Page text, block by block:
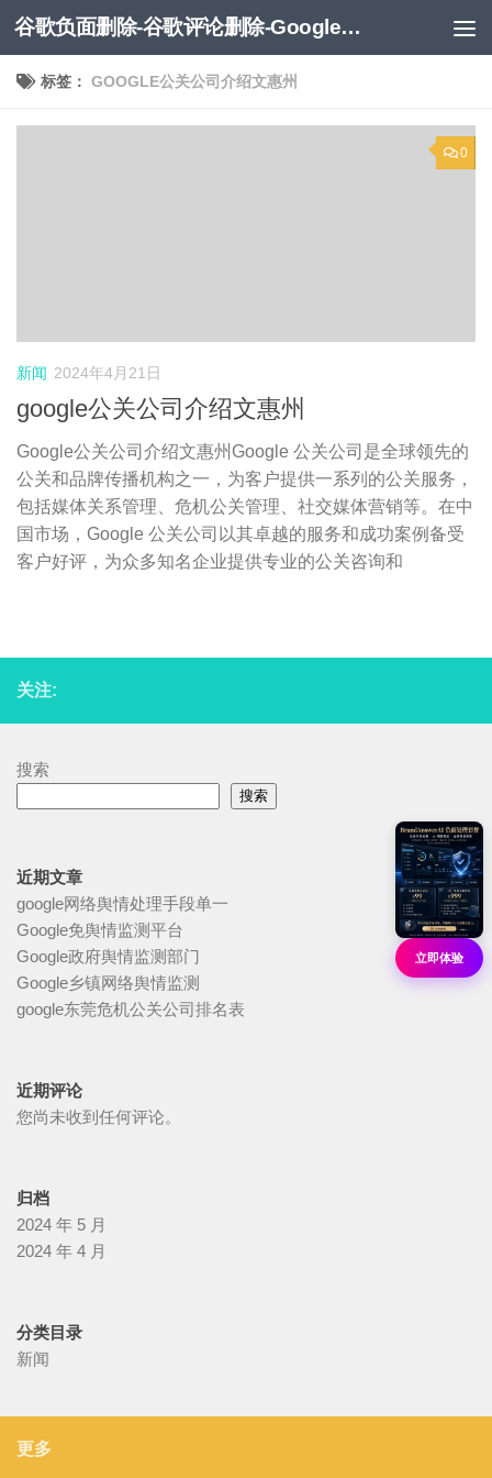
跳至内容 谷歌负面删除-谷歌评论删除-Google负面移除-Google负面评论删除
标签： GOOGLE公关公司介绍文惠州
0
新闻 2024年4月21日
google公关公司介绍文惠州
Google公关公司介绍文惠州Google 公关公司是全球领先的
公关和品牌传播机构之一，为客户提供一系列的公关服务，
包括媒体关系管理、危机公关管理、社交媒体营销等。在中
国市场，Google 公关公司以其卓越的服务和成功案例备受
客户好评，为众多知名企业提供专业的公关咨询和
关注:
搜索
搜索
近期文章
google网络舆情处理手段单一
Google免舆情监测平台
Google政府舆情监测部门
Google乡镇网络舆情监测
google东莞危机公关公司排名表
近期评论
您尚未收到任何评论。
归档
2024 年 5 月
2024 年 4 月
分类目录
新闻
更多
立即体验